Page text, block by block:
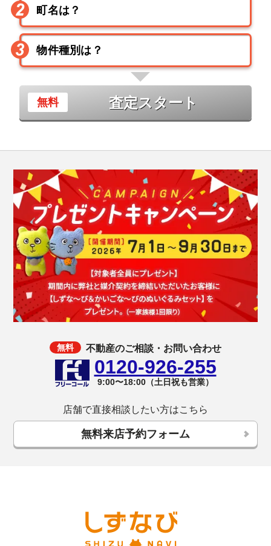
査定スタート
不動産のご相談・お問い合わせ
0120-926-255
9:00〜18:00（土日祝も営業）
店舗で直接相談したい方はこちら
無料来店予約フォーム